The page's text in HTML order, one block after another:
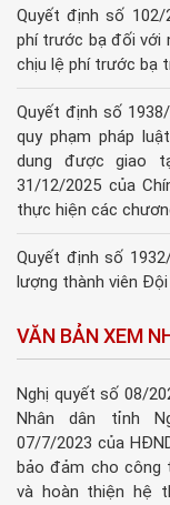
Quyết định số 102/
phí trước bạ đối với
chịu lệ phí trước bạ
Quyết định số
quy phạm pháp
dung được giao
31/12/2025 của
thực hiện các
Quyết định số
lượng thành viên
VĂN BẢN XEM
Nghị quyết số 08/
Nhân dân tỉnh
07/7/2023 của
bảo đảm cho công
và hoàn thiện hệ